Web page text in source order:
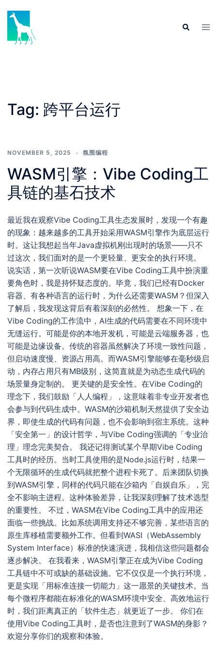
content
Search
Tag: 跨平台运行
NOVEMBER 5, 2025 氛围编程
WASM引擎：Vibe Coding工
具链的基石技术
最近我在观察Vibe Coding工具生态发展时，发现一个有趣
的现象：越来越多的工具开始采用WASM引擎作为底层运行
时。这让我想起当年Java虚拟机刚出现时的场景——只不
过这次，我们面对的是一个更轻量、更安全的执行环境。
说实话，第一次听说WASM要在Vibe Coding工具中扮演重
要角色时，我是持怀疑态度的。毕竟，我们已经有Docker
容器、有各种语言的运行时，为什么还需要WASM？但深入
了解后，我发现这背后有着深刻的必然性。 想象一下，在
Vibe Coding的工作流中，AI生成的代码需要在不同环境中
无缝运行。可能是你的本地开发机，可能是云端服务器，也
可能是边缘设备。传统的容器虽然解决了环境一致性问题，
但启动速度慢、资源占用高。而WASM引擎能够在毫秒级启
动，内存占用只有MB级别，这简直就是为动态生成代码的
场景量身定制的。 更关键的是安全性。在Vibe Coding的
理念下，我们鼓励「人人编程」，这意味着非专业开发者也
会参与到代码生成中。WASM的沙箱机制天然提供了安全边
界，即使生成的代码有问题，也不会影响到宿主系统。这种
「安全第一」的设计哲学，与Vibe Coding强调的「专业治
理」理念完美契合。 我还记得测试某个早期Vibe Coding
工具时的经历。当时工具使用的是Node.js运行时，结果一
个无限循环的生成代码就把整个进程卡死了。后来团队切换
到WASM引擎，同样的代码只能在沙箱内「自娱自乐」，完
全不影响主进程。这种体验差异，让我深刻理解了技术选型
的重要性。 不过，WASM在Vibe Coding工具中的应用还
面临一些挑战。比如系统调用支持还不够完善，某些语言的
原生库移植需要额外工作。但看到WASI（WebAssembly
System Interface）标准的快速演进，我相信这些问题都会
逐步解决。 在我看来，WASM引擎正在成为Vibe Coding
工具链中不可或缺的基础设施。它不仅仅是一个执行环境，
更是实现「用标准连接一切能力」这一愿景的关键技术。当
每个微程序都能在标准化的WASM环境中安全、高效地运行
时，我们距离真正的「软件生态」就更近了一步。 你们在
使用Vibe Coding工具时，是否也注意到了WASM的身影？
欢迎分享你们的观察和体验。